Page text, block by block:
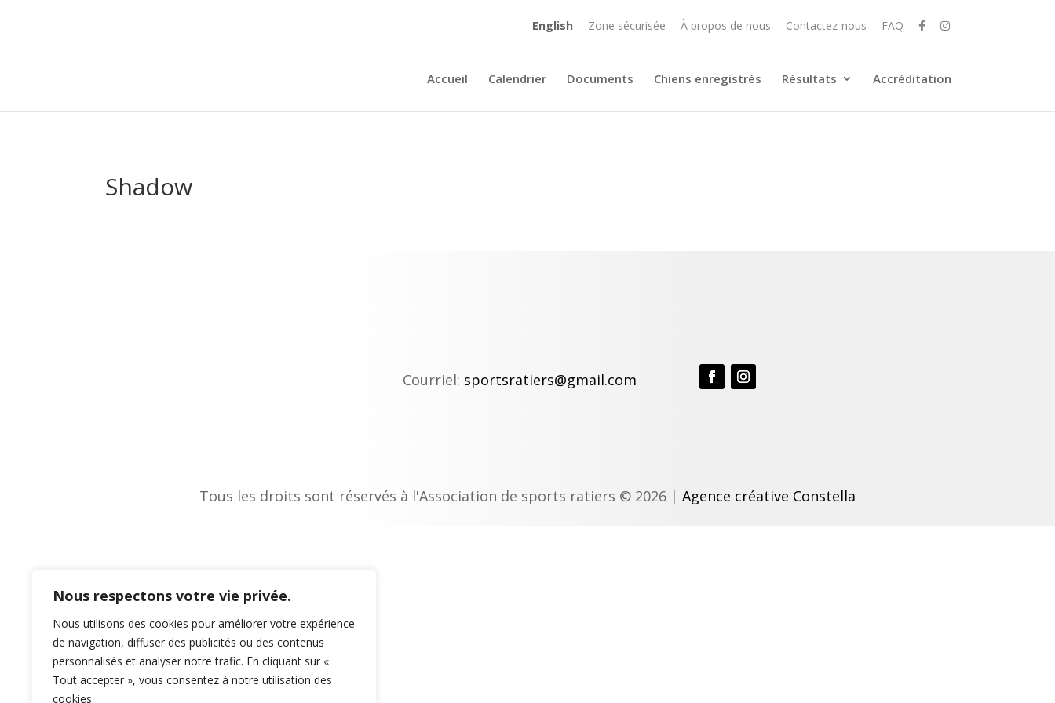
Nous respectons votre vie privée.
Nous utilisons des cookies pour améliorer votre expérience
de navigation, diffuser des publicités ou des contenus
personnalisés et analyser notre trafic. En cliquant sur «
Tout accepter », vous consentez à notre utilisation des
cookies.
English Zone sécurisée À propos de nous Contactez-nous FAQ
Accueil Calendrier Documents Chiens enregistrés Résultats Accréditation
Shadow
Courriel: sportsratiers@gmail.com
Tous les droits sont réservés à l'Association de sports ratiers © 2026 | Agence créative Constella